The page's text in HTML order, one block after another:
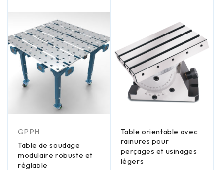
GPPH
Table de soudage
modulaire robuste et
réglable
Table orientable avec
rainures pour
perçages et usinages
légers